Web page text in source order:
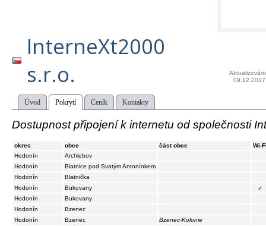
InterneXt2000
s.r.o.
09.12.2017
Úvod Pokrytí Ceník Kontakty
Dostupnost připojení k internetu od společnosti
okres obec část obce
Wi-
Hodonín
Archlebov
Hodonín
Blatnice pod Svatým Antonínkem
Hodonín
Blatnička
Hodonín
Bukovany
✓
Hodonín
Bukovany
Hodonín
Bzenec
Hodonín
Bzenec
Bzenec-Kolonie